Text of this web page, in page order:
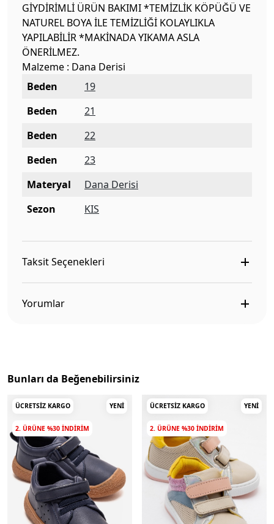
GİYDİRİMLİ ÜRÜN BAKIMI *TEMİZLİK KÖPÜĞÜ VE
NATUREL BOYA İLE TEMİZLİĞİ KOLAYLIKLA
YAPILABİLİR *MAKİNADA YIKAMA ASLA
ÖNERİLMEZ.
Malzeme : Dana Derisi
Beden
19
Beden
21
Beden
22
Beden
23
Materyal
Dana Derisi
Sezon
KIS
Taksit Seçenekleri
Yorumlar
Bunları da Beğenebilirsiniz
ÜCRETSIZ KARGO YENI
2. ÜRÜNE %30 INDIRIM
ÜCRETSIZ KARGO YENI
2. ÜRÜNE %30 INDIRIM